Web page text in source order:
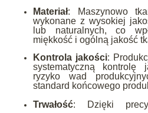
Materiał: Maszynowo
wykonane z wysokiej
lub naturalnych, co
miękkość i ogólną jakość
Kontrola jakości:
systematyczną kontrolę
ryzyko wad
standard końcowego
Trwałość: Dzięki